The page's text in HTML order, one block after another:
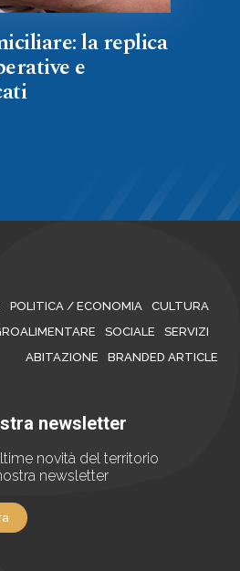
la replica
e
POLITICA / ECONOMIA
CULTURA
SOCIALE
SERVIZI
ABITAZIONE
BRANDED ARTICLE
newsletter
novità del territorio
newsletter